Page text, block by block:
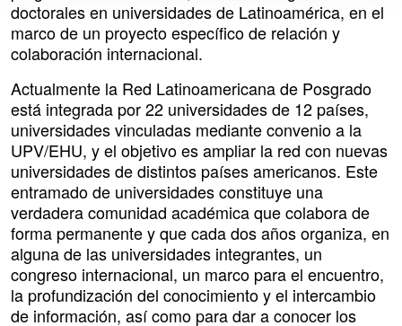
doctorales en universidades de Latinoamérica, en el
marco de un proyecto específico de relación y
colaboración internacional.
Actualmente la Red Latinoamericana de Posgrado
está integrada por 22 universidades de 12 países,
universidades vinculadas mediante convenio a la
UPV/EHU, y el objetivo es ampliar la red con nuevas
universidades de distintos países americanos. Este
entramado de universidades constituye una
verdadera comunidad académica que colabora de
forma permanente y que cada dos años organiza, en
alguna de las universidades integrantes, un
congreso internacional, un marco para el encuentro,
la profundización del conocimiento y el intercambio
de información, así como para dar a conocer los